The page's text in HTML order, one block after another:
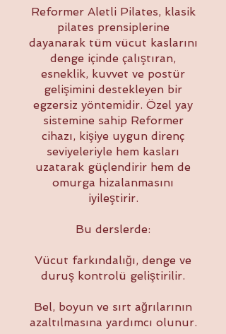
Reformer Aletli Pilates, klasik
pilates prensiplerine
dayanarak tüm vücut kaslarını
denge içinde çalıştıran,
esneklik, kuvvet ve postür
gelişimini destekleyen bir
egzersiz yöntemidir. Özel yay
sistemine sahip Reformer
cihazı, kişiye uygun direnç
seviyeleriyle hem kasları
uzatarak güçlendirir hem de
omurga hizalanmasını
iyileştirir.
Bu derslerde:
Vücut farkındalığı, denge ve
duruş kontrolü geliştirilir.
Bel, boyun ve sırt ağrılarının
azaltılmasına yardımcı olunur.